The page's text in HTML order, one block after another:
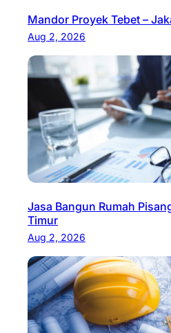
Mandor Proyek Tebet –
Aug 2, 2026
Jasa Bangun Rumah
Timur
Aug 2, 2026